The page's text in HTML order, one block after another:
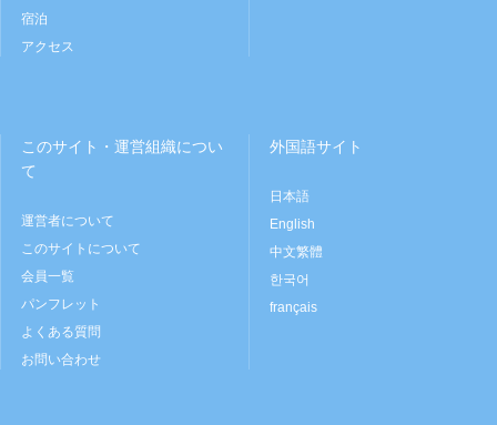
宿泊
アクセス
このサイト・運営組織につい
て
運営者について
このサイトについて
会員一覧
パンフレット
よくある質問
お問い合わせ
外国語サイト
日本語
English
中文繁體
한국어
français